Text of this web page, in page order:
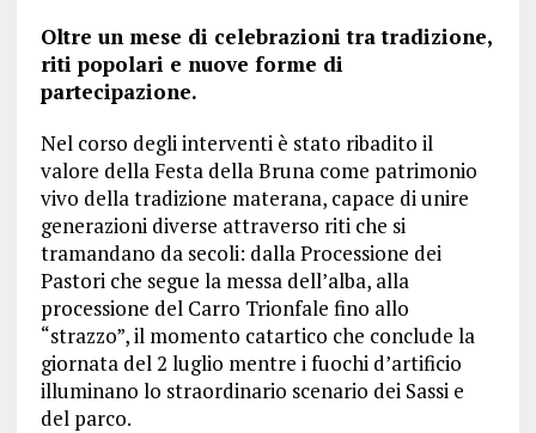
Oltre un mese di celebrazioni tra tradizione,
riti popolari e nuove forme di
partecipazione.
Nel corso degli interventi è stato ribadito il
valore della Festa della Bruna come patrimonio
vivo della tradizione materana, capace di unire
generazioni diverse attraverso riti che si
tramandano da secoli: dalla Processione dei
Pastori che segue la messa dell’alba, alla
processione del Carro Trionfale fino allo
“strazzo”, il momento catartico che conclude la
giornata del 2 luglio mentre i fuochi d’artificio
illuminano lo straordinario scenario dei Sassi e
del parco.